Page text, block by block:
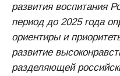
развития воспитания
период до 2025 года
ориентиры и
развитие
разделяющей